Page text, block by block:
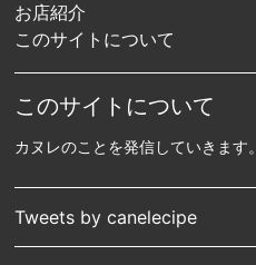
お店紹介
このサイトについて
このサイトについて
カヌレのことを発信していきます。
Tweets by canelecipe